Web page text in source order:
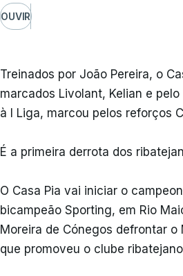
OUVIR
Treinados por João Pereira, o
marcados Livolant, Kelian e
à I Liga, marcou pelos reforços
É a primeira derrota dos
O Casa Pia vai iniciar o
bicampeão Sporting, em Rio
Moreira de Cónegos defrontar
que promoveu o clube